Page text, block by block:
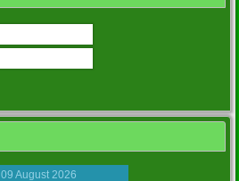
09 August 2026